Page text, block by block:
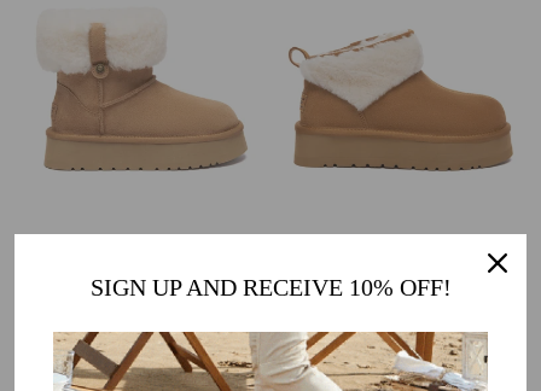
通
価
格
販
価
格
¥19,200
OVER $150
常
格
売
格
SIGN UP AND RECEIVE 10% OFF!